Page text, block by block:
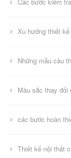
Xu hướng thiết
Những mẫu cầu
Màu sắc thay đổi
các bước hoàn
Thiết kế nội thất